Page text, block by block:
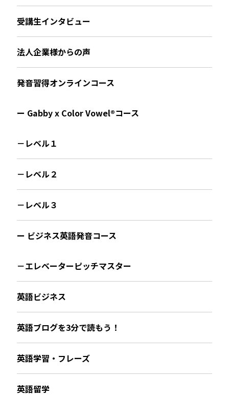
受講生インタビュー
法人企業様からの声
発音習得オンラインコース
ー Gabby x Color Vowel®︎コース
－レベル１
－レベル２
－レベル３
ー ビジネス英語発音コース
－エレベーターピッチマスター
英語ビジネス
英語ブログを3分で読もう！
英語学習・フレーズ
英語留学